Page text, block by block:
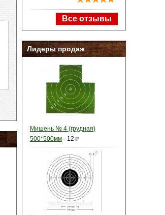
Все отзывы
Лидеры продаж
Мишень № 4 (грудная)
500*500мм- 12 p